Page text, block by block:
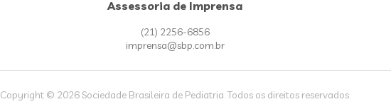
Assessoria de Imprensa
(21) 2256-6856
imprensa@sbp.com.br
Copyright © 2026 Sociedade Brasileira de Pediatria. Todos os direitos reservados.